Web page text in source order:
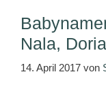
Nala,
14. April 2017 von